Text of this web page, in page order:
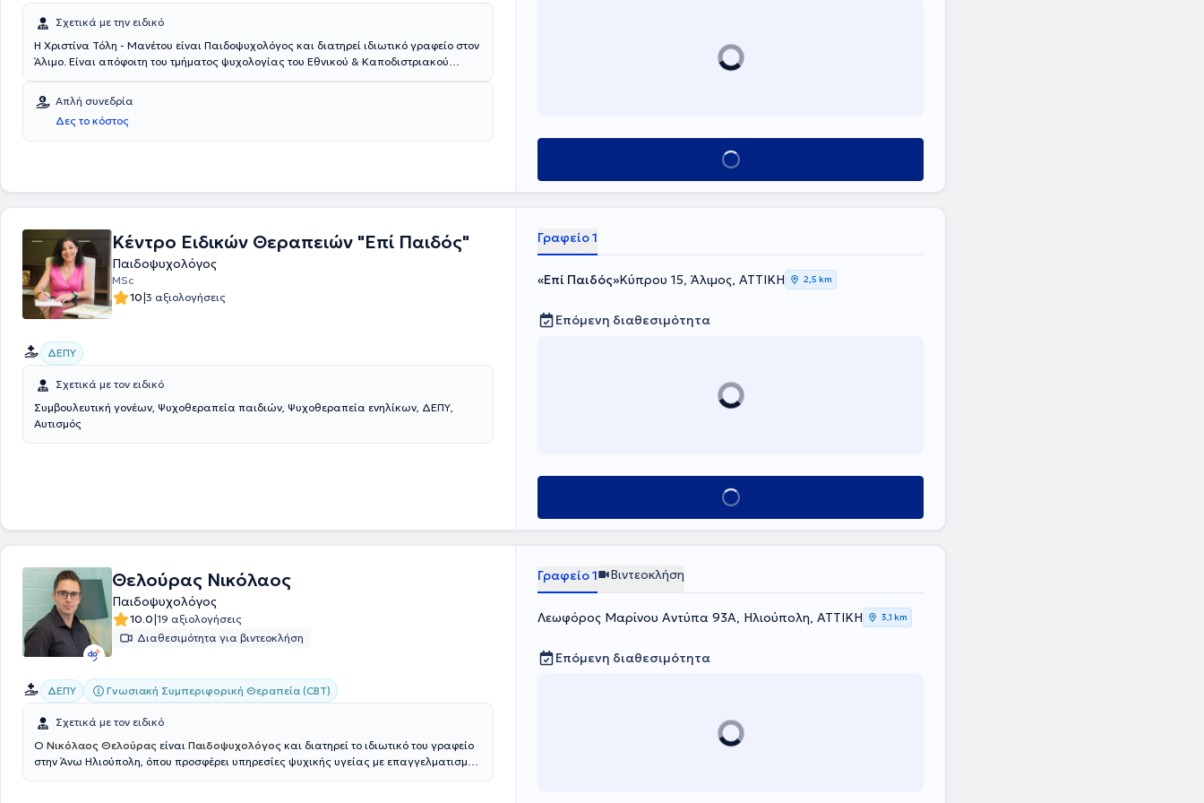
Σχετικά με την ειδικό
Η Χριστίνα Τόλη - Μανέτου είναι Παιδοψυχολόγος και διατηρεί ιδιωτικό γραφείο στον
Άλιμο. Είναι απόφοιτη του τμήματος ψυχολογίας του Εθνικού & Καποδιστριακού
ψυχολογίας - παιδοψυχολογίας από το Εθνικό & Καποδιστριακό Πανεπιστήμιο
Αθηνών και κάτοχος μεταπτυχιακού διπλώματος ειδίκευσης στη Συστημική
Ψυχοθεραπεία Οικογένειας (Οικογενειακή Θεραπεύτρια) από την Α' Ψυχιατρική
Κλινική του Αιγινήτειου Νοσοκομείου.
Απλή συνεδρία
Δες το κόστος
Κλείσε ραντεβού
Κέντρο Ειδικών Θεραπειών "Επί Παιδός"
Παιδοψυχολόγος
MSc
10|3 αξιολογήσεις
ΔΕΠΥ
Σχετικά με τον ειδικό
Συμβουλευτική γονέων, Ψυχοθεραπεία παιδιών, Ψυχοθεραπεία ενηλίκων, ΔΕΠΥ,
Αυτισμός
Γραφείο 1
«Επί Παιδός»Κύπρου 15, Άλιμος, ΑΤΤΙΚΗ 2,5 km
Επόμενη διαθεσιμότητα
Κλείσε ραντεβού
Θελούρας Νικόλαος
Παιδοψυχολόγος
10.0|19 αξιολογήσεις
Διαθεσιμότητα για βιντεοκλήση
ΔΕΠΥ Γνωσιακή Συμπεριφορική Θεραπεία (CBT)
Σχετικά με τον ειδικό
Ο Νικόλαος Θελούρας είναι Παιδοψυχολόγος και διατηρεί το ιδιωτικό του γραφείο
στην Άνω Ηλιούπολη, όπου προσφέρει υπηρεσίες ψυχικής υγείας με επαγγελματισμό
Γραφείο 1 Βιντεοκλήση
Λεωφόρος Μαρίνου Αντύπα 93Α, Ηλιούπολη, ΑΤΤΙΚΗ 3,1 km
Επόμενη διαθεσιμότητα